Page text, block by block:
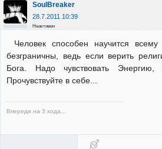
SoulBreaker
28.7.2011 10:39
Неактивен
Человек способен научится
безграничны, ведь если верить
Бога. Надо чувствовать
Прочувствуйте в себе...
Впереди на 3 хода...